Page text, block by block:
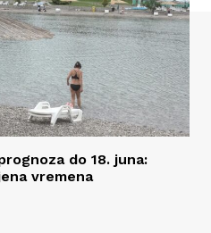
do 18. juna:
vremena